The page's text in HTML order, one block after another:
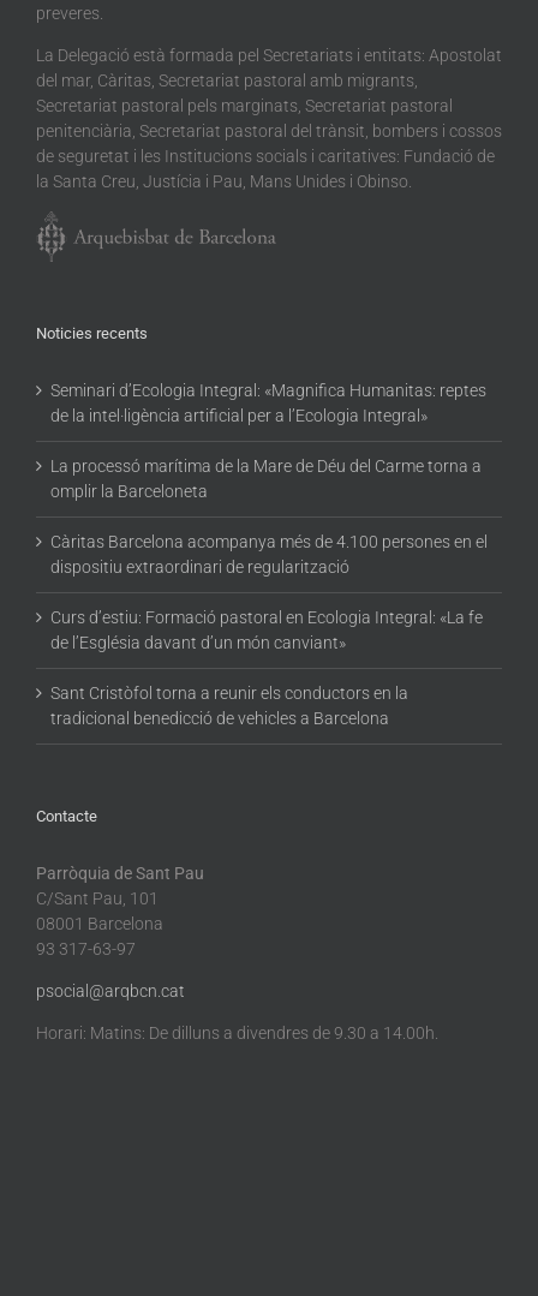
preveres.
La Delegació està formada pel Secretariats i entitats: Apostolat
del mar, Càritas, Secretariat pastoral amb migrants,
Secretariat pastoral pels marginats, Secretariat pastoral
penitenciària, Secretariat pastoral del trànsit, bombers i cossos
de seguretat i les Institucions socials i caritatives: Fundació de
la Santa Creu, Justícia i Pau, Mans Unides i Obinso.
Noticies recents
Seminari d’Ecologia Integral: «Magnifica Humanitas: reptes
de la intel·ligència artificial per a l’Ecologia Integral»
La processó marítima de la Mare de Déu del Carme torna a
omplir la Barceloneta
Càritas Barcelona acompanya més de 4.100 persones en el
dispositiu extraordinari de regularització
Curs d’estiu: Formació pastoral en Ecologia Integral: «La fe
de l’Església davant d’un món canviant»
Sant Cristòfol torna a reunir els conductors en la
tradicional benedicció de vehicles a Barcelona
Contacte
Parròquia de Sant Pau
C/Sant Pau, 101
08001 Barcelona
93 317-63-97
psocial@arqbcn.cat
Horari: Matins: De dilluns a divendres de 9.30 a 14.00h.